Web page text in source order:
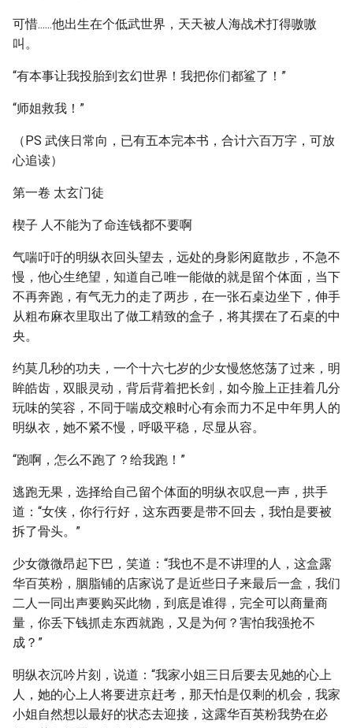
可惜......他出生在个低武世界，天天被人海战术打得嗷嗷
叫。
“有本事让我投胎到玄幻世界！我把你们都鲨了！”
“师姐救我！”
（PS 武侠日常向，已有五本完本书，合计六百万字，可放
心追读）
第一卷 太玄门徒
楔子 人不能为了命连钱都不要啊
气喘吁吁的明纵衣回头望去，远处的身影闲庭散步，不急不
慢，他心生绝望，知道自己唯一能做的就是留个体面，当下
不再奔跑，有气无力的走了两步，在一张石桌边坐下，伸手
从粗布麻衣里取出了做工精致的盒子，将其摆在了石桌的中
央。
约莫几秒的功夫，一个十六七岁的少女慢悠悠荡了过来，明
眸皓齿，双眼灵动，背后背着把长剑，如今脸上正挂着几分
玩味的笑容，不同于喘成交粮时心有余而力不足中年男人的
明纵衣，她不紧不慢，呼吸平稳，尽显从容。
“跑啊，怎么不跑了？给我跑！”
逃跑无果，选择给自己留个体面的明纵衣叹息一声，拱手
道：“女侠，你行行好，这东西要是带不回去，我怕是要被
拆了骨头。”
少女微微昂起下巴，笑道：“我也不是不讲理的人，这盒露
华百英粉，胭脂铺的店家说了是近些日子来最后一盒，我们
二人一同出声要购买此物，到底是谁得，完全可以商量商
量，你丢下钱抓走东西就跑，又是为何？害怕我强抢不
成？”
明纵衣沉吟片刻，说道：“我家小姐三日后要去见她的心上
人，她的心上人将要进京赶考，那天怕是仅剩的机会，我家
小姐自然想以最好的状态去迎接，这露华百英粉我势在必